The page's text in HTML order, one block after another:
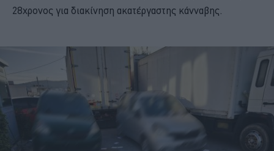
28χρονος για διακίνηση ακατέργαστης κάνναβης.